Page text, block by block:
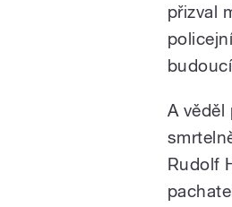
přizval
A věděl
Rudolf